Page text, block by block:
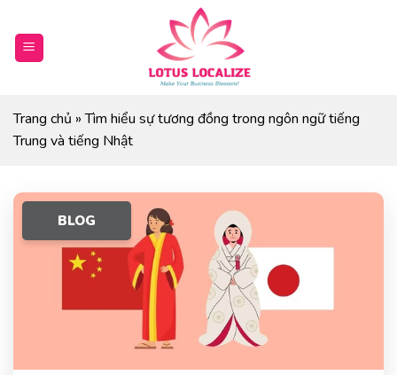
content
Trang chủ »Tìm hiểu sự tương đồng trong ngôn ngữ tiếng
Trung và tiếng Nhật
BLOG